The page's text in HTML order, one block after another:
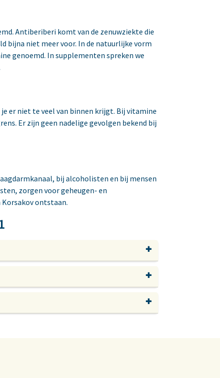
Antiberiberi komt van de zenuwziekte die
bijna niet meer voor. In de natuurlijke vorm
genoemd. In supplementen spreken we
er niet te veel van binnen krijgt. Bij vitamine
Er zijn geen nadelige gevolgen bekend bij
bij alcoholisten en bij mensen
zorgen voor geheugen- en
ontstaan.